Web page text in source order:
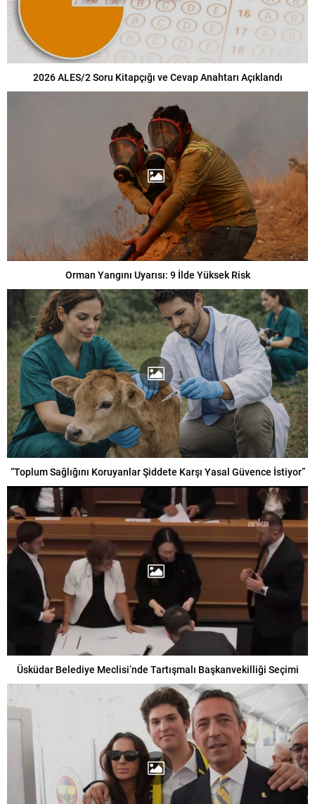
2026 ALES/2 Soru Kitapçığı ve Cevap Anahtarı Açıklandı
Orman Yangını Uyarısı: 9 İlde Yüksek Risk
“Toplum Sağlığını Koruyanlar Şiddete Karşı Yasal Güvence İstiyor”
Üsküdar Belediye Meclisi’nde Tartışmalı Başkanvekilliği Seçimi